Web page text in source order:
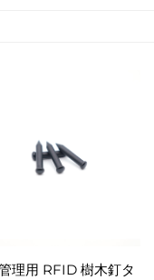
理用 RFID 樹木釘タ